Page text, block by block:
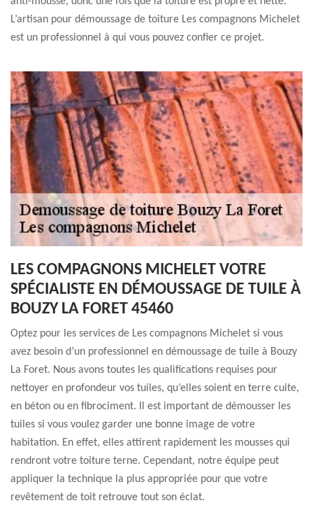
L’artisan pour démoussage de toiture Les compagnons Michelet
est un professionnel à qui vous pouvez confier ce projet.
LES COMPAGNONS MICHELET VOTRE
SPÉCIALISTE EN DÉMOUSSAGE DE TUILE À
BOUZY LA FORET 45460
Optez pour les services de Les compagnons Michelet si vous
avez besoin d’un professionnel en démoussage de tuile à Bouzy
La Foret. Nous avons toutes les qualifications requises pour
nettoyer en profondeur vos tuiles, qu’elles soient en terre cuite,
en béton ou en fibrociment. Il est important de démousser les
tuiles si vous voulez garder une bonne image de votre
habitation. En effet, elles attirent rapidement les mousses qui
rendront votre toiture terne. Cependant, notre équipe peut
appliquer la technique la plus appropriée pour que votre
revêtement de toit retrouve tout son éclat.